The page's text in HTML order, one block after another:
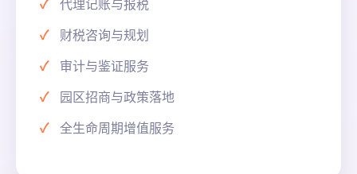
代理记账与报税
财税咨询与规划
审计与鉴证服务
园区招商与政策落地
全生命周期增值服务